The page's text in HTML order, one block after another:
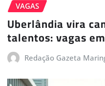
VAGAS
Uberlândia vira
talentos: vagas
Redação Gazeta